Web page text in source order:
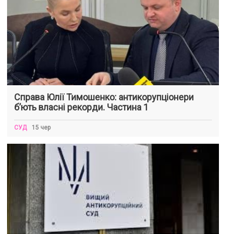
Справа Юлії Тимошенко: антикорупціонери
б’ють власні рекорди. Частина 1
СУД 15 чер